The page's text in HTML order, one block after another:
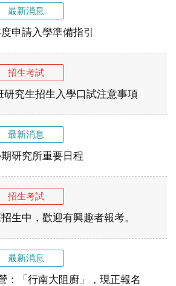
最新消息
申請入學準備指引
招生考試
研究生招生入學口試注意事項
最新消息
研究所重要日程
招生考試
生中，歡迎有興趣者報考。
最新消息
：「行南大阻廚」，現正報名